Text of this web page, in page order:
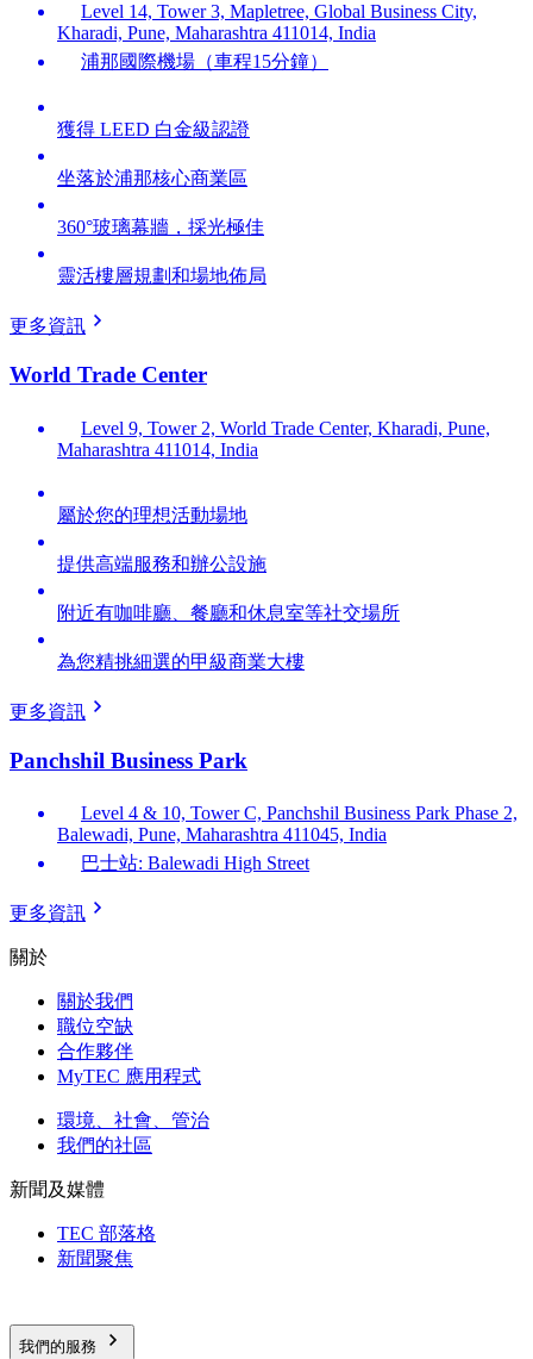
Level 14, Tower 3, Mapletree, Global Business City,
Kharadi, Pune, Maharashtra 411014, India
浦那國際機場（車程15分鐘）
獲得 LEED 白金級認證
坐落於浦那核心商業區
360°玻璃幕牆，採光極佳
靈活樓層規劃和場地佈局
更多資訊
World Trade Center
Level 9, Tower 2, World Trade Center, Kharadi, Pune,
Maharashtra 411014, India
屬於您的理想活動場地
提供高端服務和辦公設施
附近有咖啡廳、餐廳和休息室等社交場所
為您精挑細選的甲級商業大樓
更多資訊
Panchshil Business Park
Level 4 & 10, Tower C, Panchshil Business Park Phase 2,
Balewadi, Pune, Maharashtra 411045, India
巴士站: Balewadi High Street
更多資訊
關於
關於我們
職位空缺
合作夥伴
MyTEC 應用程式
環境、社會、管治
我們的社區
新聞及媒體
TEC 部落格
新聞聚焦
我們的服務